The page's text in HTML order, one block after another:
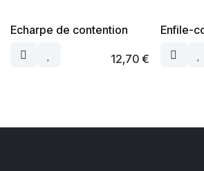
Echarpe de contention
12,70€
Enfile-